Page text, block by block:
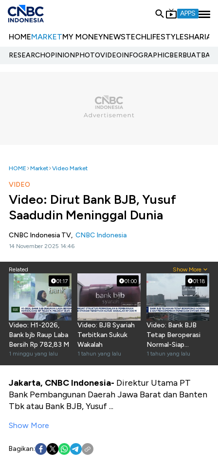
APPS
HOMEMARKETMY MONEYNEWSTECHLIFESTYLESHARIA
RESEARCHOPINIONPHOTOVIDEOINFOGRAPHIC
HOME Market Video Market
VIDEO
Video: Dirut Bank BJB, Yusuf
Saadudin Meninggal Dunia
CNBC Indonesia TV, CNBC Indonesia
14 November 2025 14:46
Related Show More
01:17
Video: H1-2026,
Bank bjb Raup Laba
Bersih Rp 782,83 M
1 minggu yang lalu
01:00
Video: BJB Syariah
Terbitkan Sukuk
Wakalah
1 tahun yang lalu
01:18
Video: Bank BJB
Tetap Beroperasi
Normal-Siap
Umumkan
Pembagian Dividen
1 tahun yang lalu
Jakarta, CNBC Indonesia- Direktur Utama PT
Bank Pembangunan Daerah Jawa Barat dan Banten
Tbk atau Bank BJB, Yusuf ...
Show More
Bagikan: